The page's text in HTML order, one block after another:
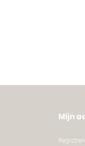
Mijn